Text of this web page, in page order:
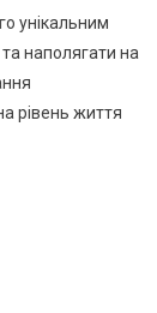
унікальним
наполягати на
рівень життя